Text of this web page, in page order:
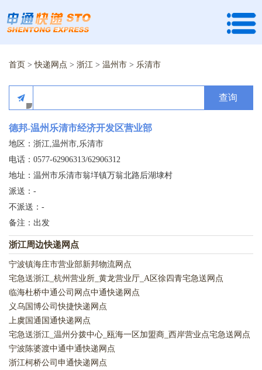
首页 >快递网点 > 浙江 > 温州市 > 乐清市
查询
德邦-温州乐清市经济开发区营业部
地区：浙江,温州市,乐清市
电话：0577-62906313/62906312
地址：温州市乐清市翁垟镇万翁北路后湖埭村
派送：-
不派送：-
备注：出发
浙江周边快递网点
宁波镇海庄市营业部新邦物流网点
宅急送浙江_杭州营业所_黄龙营业厅_A区徐四青宅急送网点
临海杜桥中通公司网点中通快递网点
义乌国博公司快捷快递网点
上虞国通国通快递网点
宅急送浙江_温州分拨中心_瓯海一区加盟商_西岸营业点宅急送网点
宁波陈婆渡中通中通快递网点
浙江柯桥公司申通快递网点